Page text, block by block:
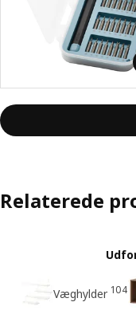
Relaterede
Væghylder 104